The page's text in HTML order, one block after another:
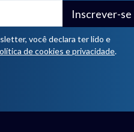
Inscrever-se
você declara ter lido e
de cookies e privacidade.